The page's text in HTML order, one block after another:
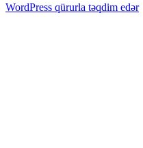
WordPress qürurla təqdim edər